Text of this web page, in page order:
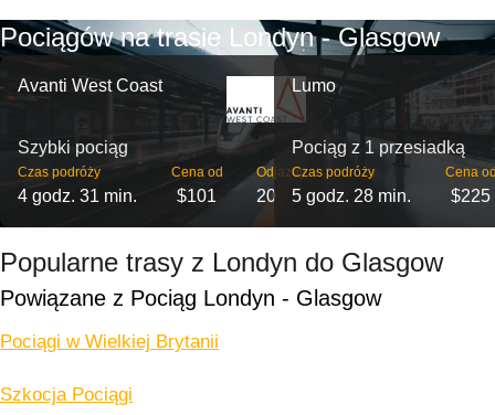
Pociągów na trasie Londyn - Glasgow
Avanti West Coast
Szybki pociąg
Czas podróży
4 godz. 31 min.
Cena od
$101
Odjazdy
20
Lumo
Pociąg z 1 przesiadką
Czas podróży
5 godz. 28 min.
Cena
$225
Popularne trasy z Londyn do Glasgow
Powiązane z Pociąg Londyn - Glasgow
Pociągi w Wielkiej Brytanii
Szkocja Pociągi